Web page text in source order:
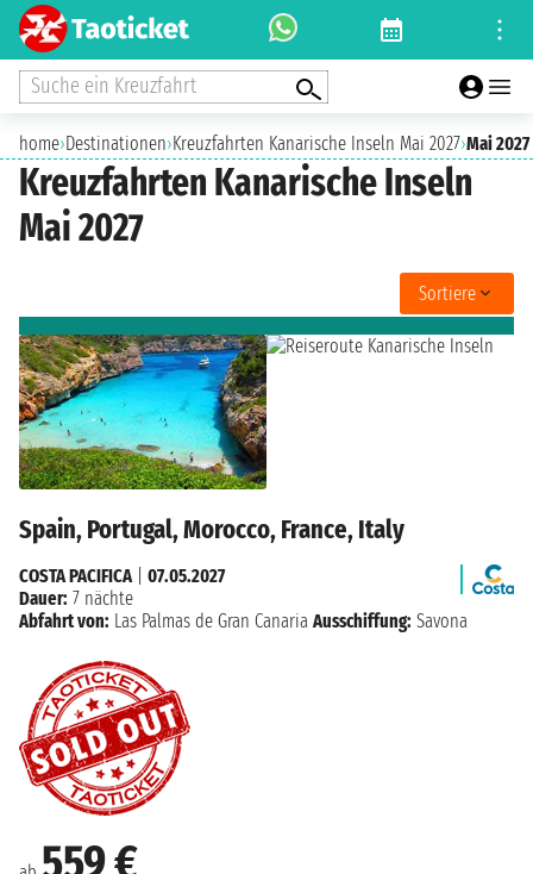
Suche ein Kreuzfahrt
home›Destinationen›Kreuzfahrten Kanarische Inseln Mai 2027›Mai 2027
Kreuzfahrten Kanarische Inseln
Mai 2027
Sortiere
Spain, Portugal, Morocco, France, Italy
COSTA PACIFICA
07.05.2027
Dauer: 7 nächte
Abfahrt von: Las Palmas de Gran Canaria Ausschiffung: Savona